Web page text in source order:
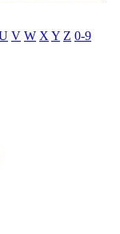
V W X Y Z 0-9